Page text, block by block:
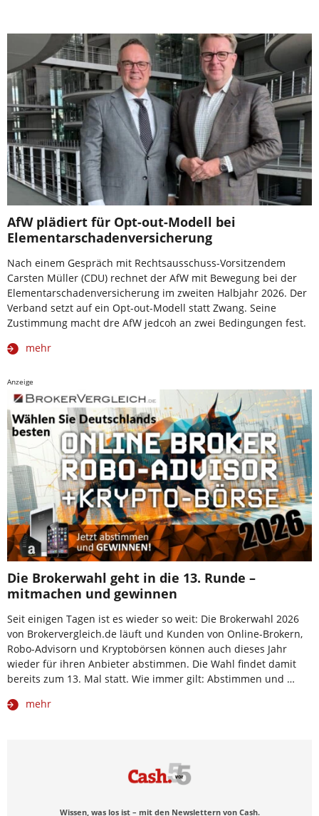
AfW plädiert für Opt-out-Modell bei
Elementarschadenversicherung
Nach einem Gespräch mit Rechtsausschuss-Vorsitzendem
Carsten Müller (CDU) rechnet der AfW mit Bewegung bei der
Elementarschadenversicherung im zweiten Halbjahr 2026. Der
Verband setzt auf ein Opt-out-Modell statt Zwang. Seine
Zustimmung macht dre AfW jedcoh an zwei Bedingungen fest.
mehr
Anzeige
Die Brokerwahl geht in die 13. Runde –
mitmachen und gewinnen
Seit einigen Tagen ist es wieder so weit: Die Brokerwahl 2026
von Brokervergleich.de läuft und Kunden von Online-Brokern,
Robo-Advisorn und Kryptobörsen können auch dieses Jahr
wieder für ihren Anbieter abstimmen. Die Wahl findet damit
bereits zum 13. Mal statt. Wie immer gilt: Abstimmen und …
mehr
Wissen, was los ist – mit den Newslettern von Cash.